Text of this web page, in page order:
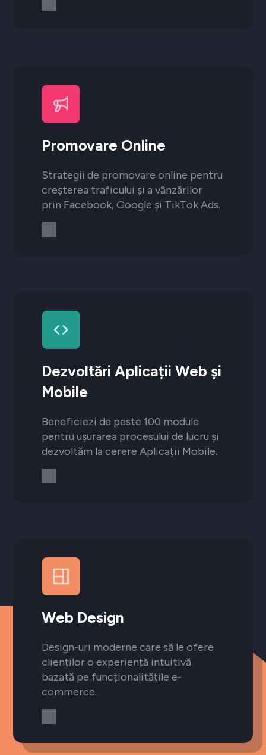
Promovare Online
Strategii de promovare online pentru
creșterea traficului și a vânzărilor
prin Facebook, Google și TikTok Ads.
Dezvoltări Aplicații Web și
Mobile
Beneficiezi de peste 100 module
pentru ușurarea procesului de lucru și
dezvoltăm la cerere Aplicații Mobile.
Web Design
Design-uri moderne care să le ofere
clienților o experiență intuitivă
bazată pe funcționalitățile e-
commerce.